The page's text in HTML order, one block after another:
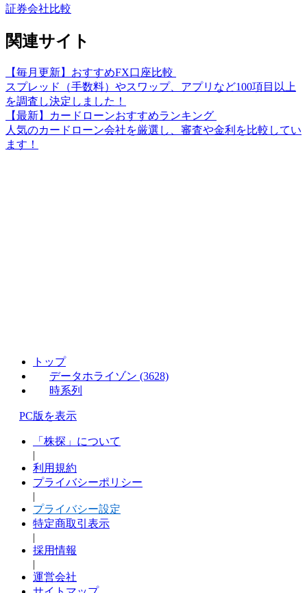
証券会社比較
関連サイト
【毎月更新】おすすめFX口座比較
スプレッド（手数料）やスワップ、アプリなど100項目以上
を調査し決定しました！
【最新】カードローンおすすめランキング
人気のカードローン会社を厳選し、審査や金利を比較してい
ます！
トップ
データホライゾン (3628)
時系列
PC版を表示
「株探」について
|
利用規約
プライバシーポリシー
|
プライバシー設定
特定商取引表示
|
採用情報
|
運営会社